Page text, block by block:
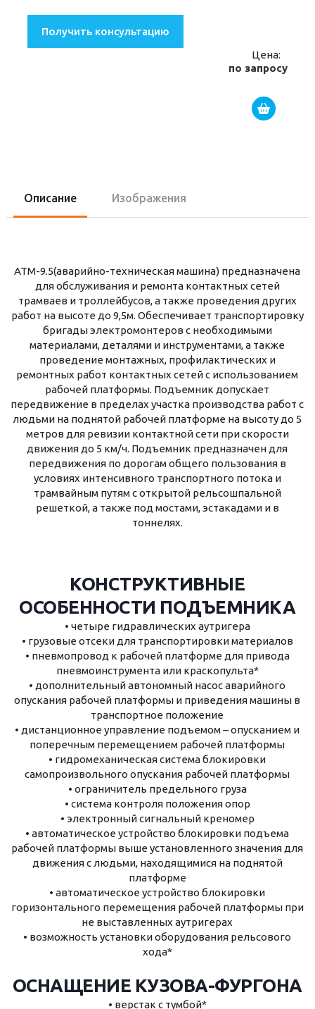
Получить консультацию
Цена:
по запросу
Описание Изображения
АТМ-9.5(аварийно-техническая машина) предназначена
для обслуживания и ремонта контактных сетей
трамваев и троллейбусов, а также проведения других
работ на высоте до 9,5м. Обеспечивает транспортировку
бригады электромонтеров с необходимыми
материалами, деталями и инструментами, а также
проведение монтажных, профилактических и
ремонтных работ контактных сетей с использованием
рабочей платформы. Подъемник допускает
передвижение в пределах участка производства работ с
людьми на поднятой рабочей платформе на высоту до 5
метров для ревизии контактной сети при скорости
движения до 5 км/ч. Подъемник предназначен для
передвижения по дорогам общего пользования в
условиях интенсивного транспортного потока и
трамвайным путям с открытой рельсошпальной
решеткой, а также под мостами, эстакадами и в
тоннелях.
КОНСТРУКТИВНЫЕ
ОСОБЕННОСТИ ПОДЪЕМНИКА
• четыре гидравлических аутригера
• грузовые отсеки для транспортировки материалов
• пневмопровод к рабочей платформе для привода
пневмоинструмента или краскопульта*
• дополнительный автономный насос аварийного
опускания рабочей платформы и приведения машины в
транспортное положение
• дистанционное управление подъемом – опусканием и
поперечным перемещением рабочей платформы
• гидромеханическая система блокировки
самопроизвольного опускания рабочей платформы
• ограничитель предельного груза
• система контроля положения опор
• электронный сигнальный креномер
• автоматическое устройство блокировки подъема
рабочей платформы выше установленного значения для
движения с людьми, находящимися на поднятой
платформе
• автоматическое устройство блокировки
горизонтального перемещения рабочей платформы при
не выставленных аутригерах
• возможность установки оборудования рельсового
хода*
ОСНАЩЕНИЕ КУЗОВА-ФУРГОНА
• верстак с тумбой*